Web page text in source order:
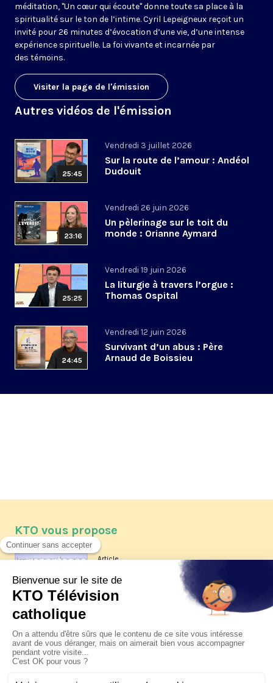
méditation, "Un cœur qui écoute" donne toute sa place à la
spiritualité sur le ton de l’intime. Cyril Lepeigneux reçoit un
invité pour 26 minutes d’évocation d’une vie, d’une intense
expérience spirituelle. La foi vivante et incarnée par
des témoins.
Visiter la page de l'émission
Autres vidéos de l'émission
25:45
Vendredi 3 juillet 2026
Sur la route de l’amour : Andéol
Dudouit
23:16
Vendredi 26 juin 2026
Un pèlerinage sur le toit du
monde : Orianne Aymard
25:25
Vendredi 19 juin 2026
La liturgie à travers l’orgue :
Thomas Ospital
24:45
Vendredi 12 juin 2026
Survivant d’un abus : Père
Arnaud de Boissieu
KTO vous propose
Article
Les reportages d'été 2026 de KTO
La visite pastorale du pape Léon
XIV à Assise à suivre sur KTO le
jeudi 6 août